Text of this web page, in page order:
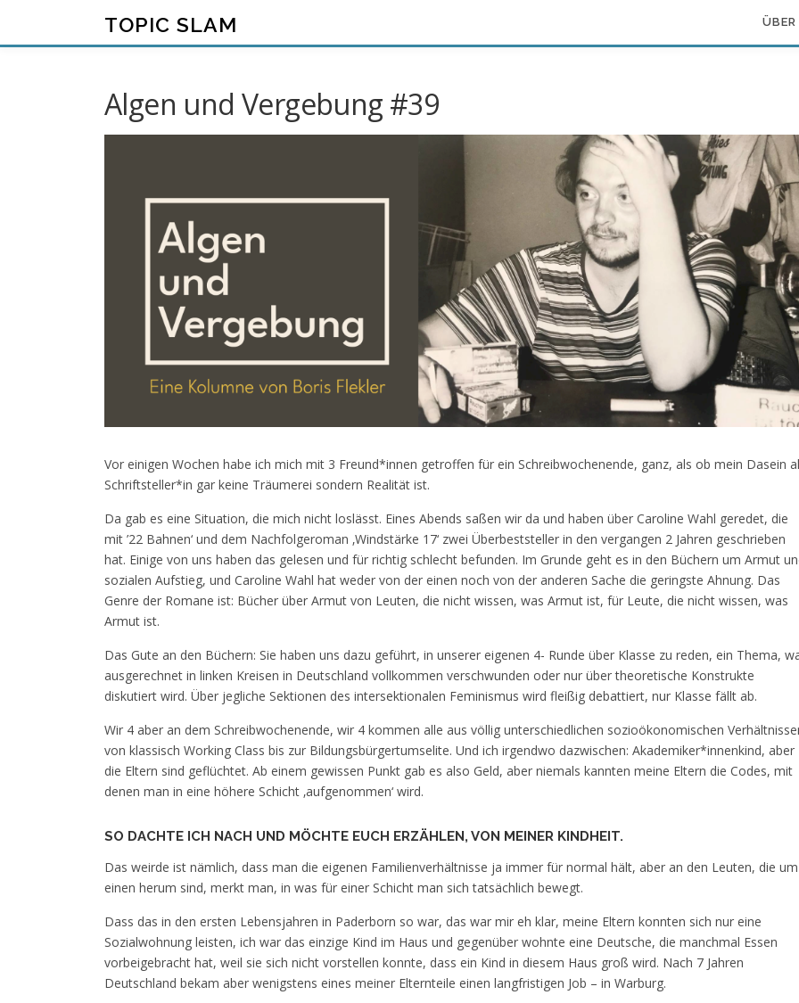
springen
TOPIC SLAM
Algen und Vergebung #39
Vor einigen Wochen habe ich mich mit 3 Freund*innen getroffen für ein Schreibwochenende, ganz, als ob mein Dasein
Schriftsteller*in gar keine Träumerei sondern Realität ist.
Da gab es eine Situation, die mich nicht loslässt. Eines Abends saßen wir da und haben über Caroline Wahl geredet, die
mit ’22 Bahnen‘ und dem Nachfolgeroman ‚Windstärke 17‘ zwei Überbeststeller in den vergangen 2 Jahren geschrieben
hat. Einige von uns haben das gelesen und für richtig schlecht befunden. Im Grunde geht es in den Büchern um Armut
sozialen Aufstieg, und Caroline Wahl hat weder von der einen noch von der anderen Sache die geringste Ahnung. Das
Genre der Romane ist: Bücher über Armut von Leuten, die nicht wissen, was Armut ist, für Leute, die nicht wissen, was
Armut ist.
Das Gute an den Büchern: Sie haben uns dazu geführt, in unserer eigenen 4- Runde über Klasse zu reden, ein Thema,
ausgerechnet in linken Kreisen in Deutschland vollkommen verschwunden oder nur über theoretische Konstrukte
diskutiert wird. Über jegliche Sektionen des intersektionalen Feminismus wird fleißig debattiert, nur Klasse fällt ab.
Wir 4 aber an dem Schreibwochenende, wir 4 kommen alle aus völlig unterschiedlichen sozioökonomischen
von klassisch Working Class bis zur Bildungsbürgertumselite. Und ich irgendwo dazwischen: Akademiker*innenkind, aber
die Eltern sind geflüchtet. Ab einem gewissen Punkt gab es also Geld, aber niemals kannten meine Eltern die Codes, mit
denen man in eine höhere Schicht ‚aufgenommen‘ wird.
SO DACHTE ICH NACH UND MÖCHTE EUCH ERZÄHLEN, VON MEINER KINDHEIT.
Das weirde ist nämlich, dass man die eigenen Familienverhältnisse ja immer für normal hält, aber an den Leuten, die um
einen herum sind, merkt man, in was für einer Schicht man sich tatsächlich bewegt.
Dass das in den ersten Lebensjahren in Paderborn so war, das war mir eh klar, meine Eltern konnten sich nur eine
Sozialwohnung leisten, ich war das einzige Kind im Haus und gegenüber wohnte eine Deutsche, die manchmal Essen
vorbeigebracht hat, weil sie sich nicht vorstellen konnte, dass ein Kind in diesem Haus groß wird. Nach 7 Jahren
Deutschland bekam aber wenigstens eines meiner Elternteile einen langfristigen Job – in Warburg.